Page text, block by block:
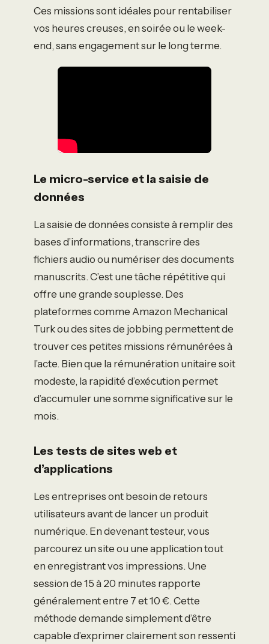
Ces missions sont idéales pour rentabiliser
vos heures creuses, en soirée ou le week-
end, sans engagement sur le long terme.
Le micro-service et la saisie de
données
La saisie de données consiste à remplir des
bases d’informations, transcrire des
fichiers audio ou numériser des documents
manuscrits. C’est une tâche répétitive qui
offre une grande souplesse. Des
plateformes comme Amazon Mechanical
Turk ou des sites de jobbing permettent de
trouver ces petites missions rémunérées à
l’acte. Bien que la rémunération unitaire soit
modeste, la rapidité d’exécution permet
d’accumuler une somme significative sur le
mois.
Les tests de sites web et
d’applications
Les entreprises ont besoin de retours
utilisateurs avant de lancer un produit
numérique. En devenant testeur, vous
parcourez un site ou une application tout
en enregistrant vos impressions. Une
session de 15 à 20 minutes rapporte
généralement entre 7 et 10 €. Cette
méthode demande simplement d’être
capable d’exprimer clairement son ressenti